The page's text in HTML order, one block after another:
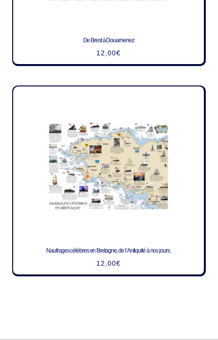
De Brest à Douarnenez
12,00€
Naufrages célèbres en Bretagne, de l’Antiquité à nos jours.
12,00€